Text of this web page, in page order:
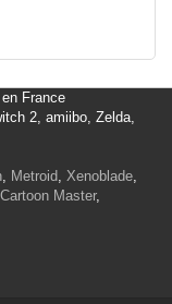
France
2, amiibo, Zelda,
, Metroid, Xenoblade,
Cartoon Master,